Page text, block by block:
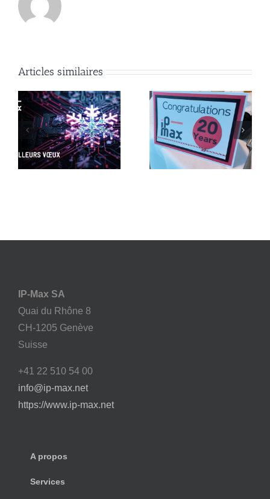
Articles similaires
IP-Max célèbre 20 ans
de Rock-Solid Swiss
Internet
IP-Max sur la glace
avec le CP Meyrin !
IP-Max SA
Quai du Rhône 8
CH-1205 Genève
Suisse
+41 22 510 54 00
info@ip-max.net
https://www.ip-max.net
A propos
Services